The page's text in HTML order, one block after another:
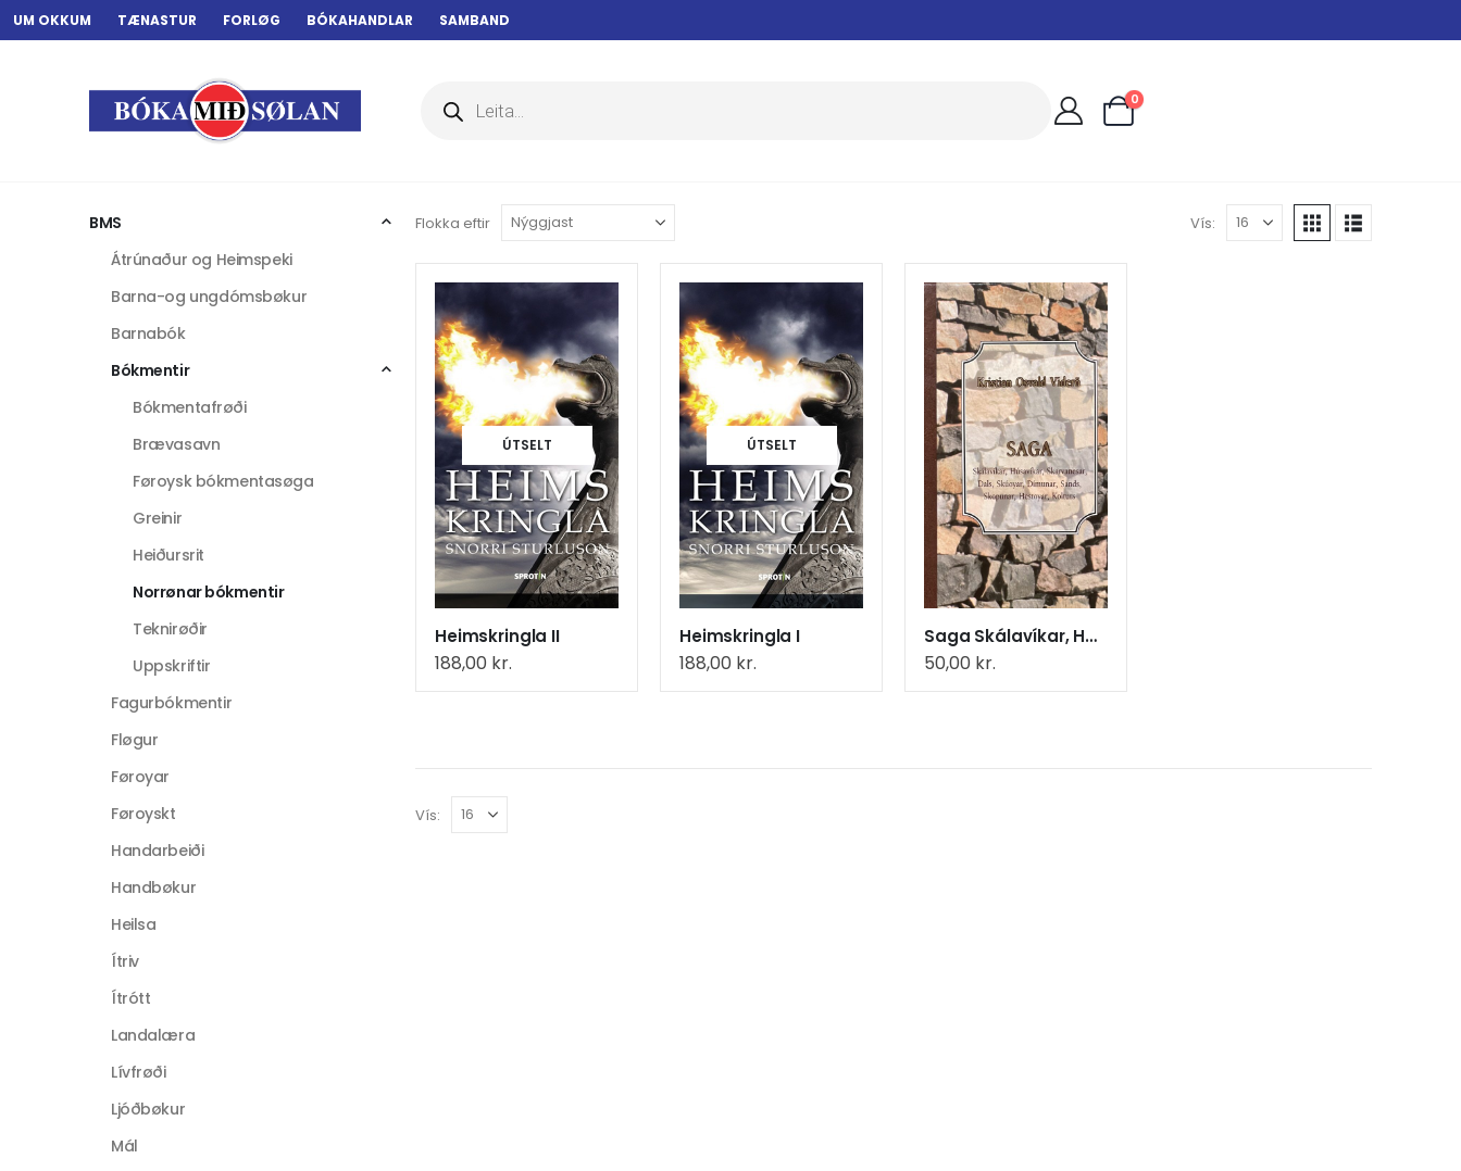
UM OKKUM TÆNASTUR FORLØG BÓKAHANDLAR SAMBAND
search 0
Flokka eftir Vís:
ÚTSELT
Heimskringla II
188,00 kr.
ÚTSELT
Heimskringla I
188,00 kr.
Saga Skálavíkar, Húsavíkar, Skarvanesar, Dals,
50,00 kr.
Vís:
BMS
Átrúnaður og Heimspeki
Barna-og ungdómsbøkur
Barnabók
Bókmentir
Bókmentafrøði
Brævasavn
Føroysk bókmentasøga
Greinir
Heiðursrit
Norrønar bókmentir
Teknirøðir
Uppskriftir
Fagurbókmentir
Fløgur
Føroyar
Føroyskt
Handarbeiði
Handbøkur
Heilsa
Ítriv
Ítrótt
Landalæra
Lívfrøði
Ljóðbøkur
Mál